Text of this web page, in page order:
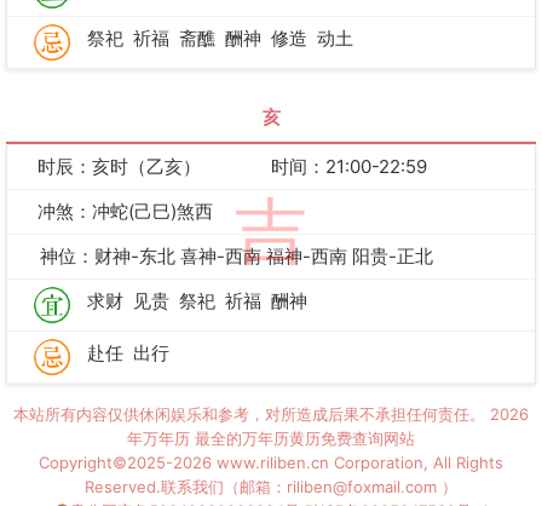
祭祀 祈福 斋醮 酬神 修造 动土
亥
吉
时辰：亥时（乙亥）
时间：21:00-22:59
冲煞：冲蛇(己巳)煞西
神位：财神-东北 喜神-西南 福神-西南 阳贵-正北
求财 见贵 祭祀 祈福 酬神
赴任 出行
本站所有内容仅供休闲娱乐和参考，对所造成后果不承担任何责任。 2026
年万年历 最全的万年历黄历免费查询网站
Copyright©2025-2026 www.riliben.cn Corporation, All Rights
Reserved.联系我们（邮箱：riliben@foxmail.com ）